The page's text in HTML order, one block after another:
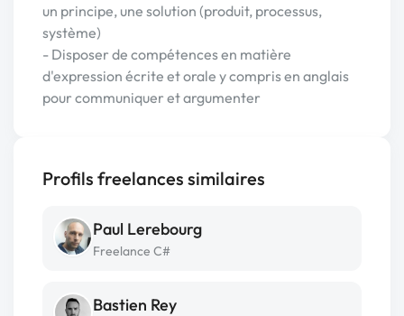
un principe, une solution (produit, processus,
système)
- Disposer de compétences en matière
d'expression écrite et orale y compris en anglais
pour communiquer et argumenter
Profils freelances similaires
Paul Lerebourg
Freelance C#
Bastien Rey